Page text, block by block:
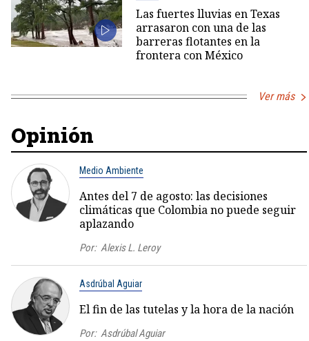
Las fuertes lluvias en Texas
arrasaron con una de las
barreras flotantes en la
frontera con México
Ver más
Opinión
Medio Ambiente
Antes del 7 de agosto: las decisiones
climáticas que Colombia no puede seguir
aplazando
Por: Alexis L. Leroy
Asdrúbal Aguiar
El fin de las tutelas y la hora de la nación
Por: Asdrúbal Aguiar